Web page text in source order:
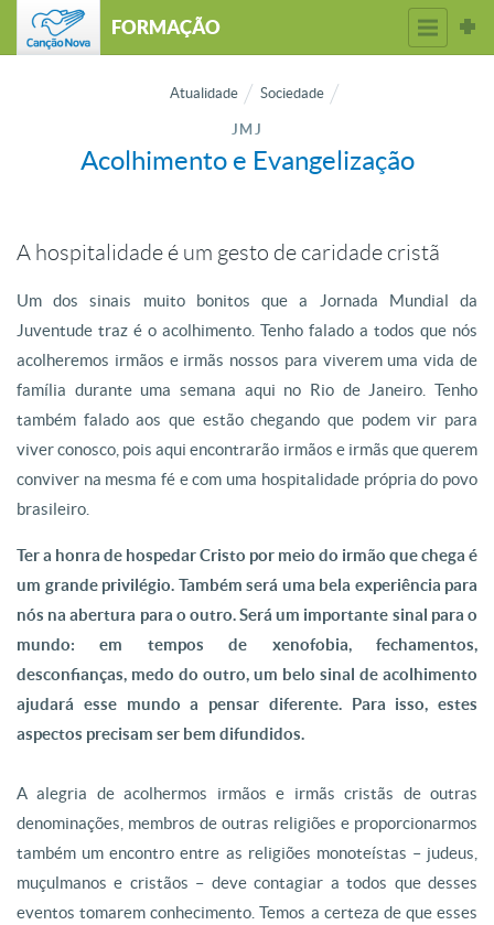
FORMAÇÃO
Atualidade Sociedade
JMJ
Acolhimento e Evangelização
A hospitalidade é um gesto de caridade cristã
Um dos sinais muito bonitos que a Jornada Mundial da
Juventude traz é o acolhimento. Tenho falado a todos que nós
acolheremos irmãos e irmãs nossos para viverem uma vida de
família durante uma semana aqui no Rio de Janeiro. Tenho
também falado aos que estão chegando que podem vir para
viver conosco, pois aqui encontrarão irmãos e irmãs que querem
conviver na mesma fé e com uma hospitalidade própria do povo
brasileiro.
Ter a honra de hospedar Cristo por meio do irmão que chega é
um grande privilégio. Também será uma bela experiência para
nós na abertura para o outro. Será um importante sinal para o
mundo: em tempos de xenofobia, fechamentos,
desconfianças, medo do outro, um belo sinal de acolhimento
ajudará esse mundo a pensar diferente. Para isso, estes
aspectos precisam ser bem difundidos.
A alegria de acolhermos irmãos e irmãs cristãs de outras
denominações, membros de outras religiões e proporcionarmos
também um encontro entre as religiões monoteístas – judeus,
muçulmanos e cristãos – deve contagiar a todos que desses
eventos tomarem conhecimento. Temos a certeza de que esses